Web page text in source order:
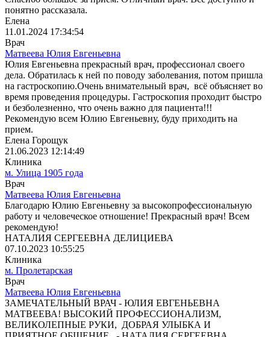
понятно рассказала.
Елена
11.01.2024 17:34:54
Врач
Матвеева Юлия Евгеньевна
Юлия Евгеньевна прекрасный врач, профессионал своего
дела. Обратилась к ней по поводу заболевания, потом пришла
на гастроскопию.Очень внимательный врач, всё объясняет во
время проведения процедуры. Гастроскопия проходит быстро
и безболезненно, что очень важно для пациента!!!
Рекомендую всем Юлию Евгеньевну, буду приходить на
прием.
Елена Горощук
21.06.2023 12:14:49
Клиника
м. Улица 1905 года
Врач
Матвеева Юлия Евгеньевна
Благодарю Юлию Евгеньевну за высокопрофессиональную
работу и человеческое отношение! Прекрасный врач! Всем
рекомендую!
НАТАЛИЯ СЕРГЕЕВНА ДЕЛИЦИЕВА
07.10.2023 10:55:25
Клиника
м. Пролетарская
Врач
Матвеева Юлия Евгеньевна
ЗАМЕЧАТЕЛЬНЫЙ ВРАЧ - ЮЛИЯ ЕВГЕНЬЕВНА
МАТВЕЕВА! ВЫСОКИЙ ПРОФЕССИОНАЛИЗМ,
ВЕЛИКОЛЕПНЫЕ РУКИ, ДОБРАЯ УЛЫБКА И